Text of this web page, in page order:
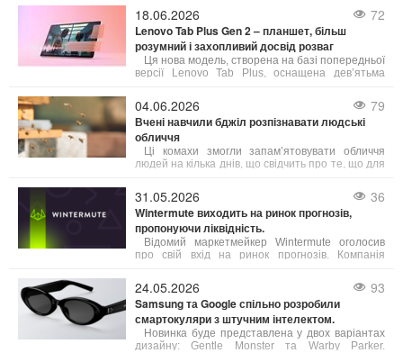
застарілому обладнанні. Ось що можна зробити,
щоб покращити якість з’єднання:
18.06.2026 72
Lenovo Tab Plus Gen 2 – планшет, більш
розумний і захопливий досвід розваг
Ця нова модель, створена на базі попередньої
версії Lenovo Tab Plus, оснащена дев’ятьма
посиленою гнучкістю та інтелектуальними
функціями, які відкривають нові можливості для
користувачів.
04.06.2026 79
Вчені навчили бджіл розпізнавати людські
обличчя
Ці комахи змогли запам’ятовувати обличчя
людей на кілька днів, що свідчить про те, що для
31.05.2026 36
Wintermute виходить на ринок прогнозів,
пропонуючи ліквідність.
Відомий маркетмейкер Wintermute оголосив
про свій вхід на ринок прогнозів. Компанія
забезпечуючи постійні котирування для
контрактів на події на провідних платформах.
24.05.2026 93
Samsung та Google спільно розробили
смартокуляри з штучним інтелектом.
Новинка буде представлена у двох варіантах
дизайну: Gentle Monster та Warby Parker.